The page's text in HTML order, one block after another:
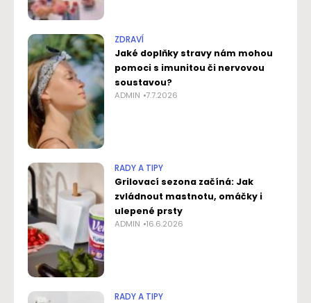
ZDRAVÍ
Jaké doplňky stravy nám mohou
pomoci s imunitou či nervovou
soustavou?
ADMIN 7.7.2026
RADY A TIPY
Grilovací sezona začíná: Jak
zvládnout mastnotu, omáčky i
ulepené prsty
ADMIN 16.6.2026
RADY A TIPY